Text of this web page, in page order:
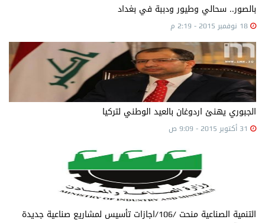
بالصور.. سحالي وطيور ودببة في بغداد
الجبوري يهنئ اردوغان بالعيد الوطني لتركيا
التنمية الصناعية منحت /106/اجازات تأسيس لمشاريع صناعية جديدة